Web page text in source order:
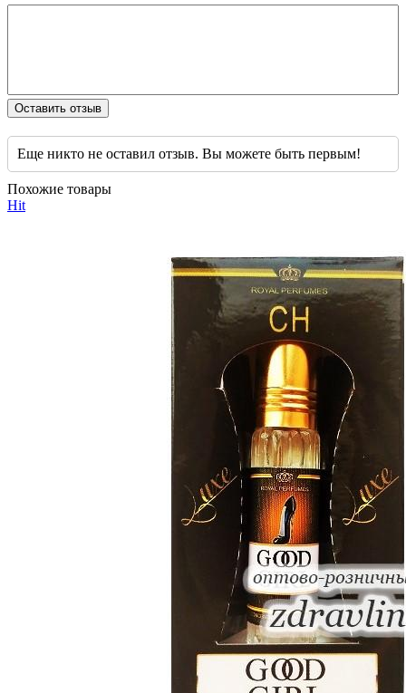
Оставить отзыв
Еще никто не оставил отзыв. Вы можете быть первым!
Похожие товары
Hit